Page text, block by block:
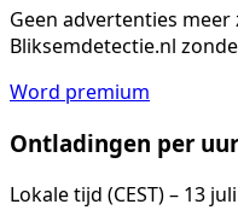
Geen advertenties meer
Bliksemdetectie.nl
Word premium
Ontladingen per uur
Lokale tijd (CEST) – 13